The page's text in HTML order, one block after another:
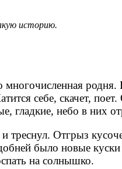
историю.
себе, скачет,
гладкие, небо в них
треснул. Отгрыз
было новые
на солнышко.